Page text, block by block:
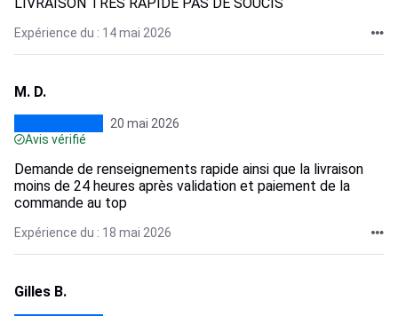
Expérience du : 14 mai 2026
M. D.
20 mai 2026
Avis vérifié
Demande de renseignements rapide ainsi que la livraison
moins de 24 heures après validation et paiement de la
commande au top
Expérience du : 18 mai 2026
Gilles B.